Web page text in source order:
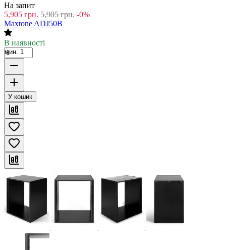
На запит
5,905 грн. 5,905 грн. -0%
Maxtone ADJ50B
В наявності
мин. 1
У кошик